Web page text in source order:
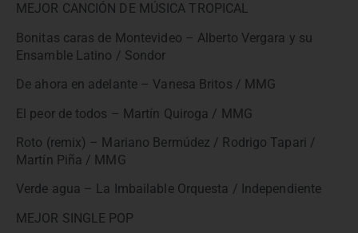
MEJOR CANCIÓN DE MÚSICA TROPICAL
Bonitas caras de Montevideo – Alberto Vergara y su
Ensamble Latino / Sondor
De ahora en adelante – Vanesa Britos / MMG
El peor de todos – Martín Quiroga / MMG
Roto (remix) – Mariano Bermúdez / Rodrigo Tapari /
Martín Piña / MMG
Verde agua – La Imbailable Orquesta / Independiente
MEJOR SINGLE POP